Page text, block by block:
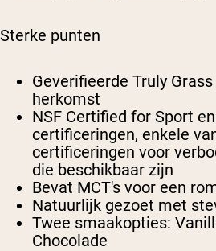
Sterke punten
Geverifieerde Truly
herkomst
NSF Certified for Sport
certificeringen, enkele
certificeringen voor
die beschikbaar zijn
Bevat MCT's voor een
Natuurlijk gezoet met
Twee smaakopties:
Chocolade